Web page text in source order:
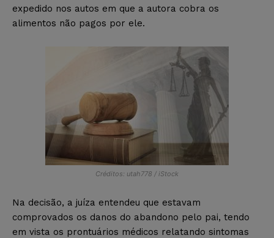
expedido nos autos em que a autora cobra os
alimentos não pagos por ele.
Créditos: utah778 / iStock
Na decisão, a juíza entendeu que estavam
comprovados os danos do abandono pelo pai, tendo
em vista os prontuários médicos relatando sintomas